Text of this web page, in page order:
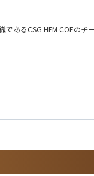
るCSG HFM COEのチ
の技術を活用することで
機会があります。世界中